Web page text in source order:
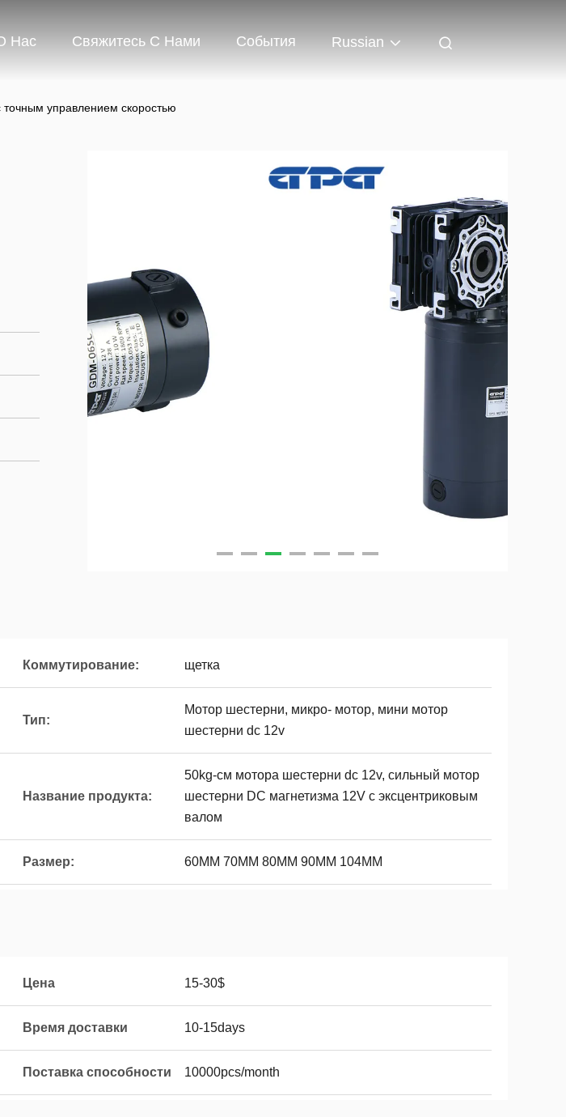
Нас Свяжитесь С Нами События Russian
управлением скоростью
Коммутирование: щетка
Тип:
Мотор шестерни, микро- мотор, мини мотор
шестерни dc 12v
Название продукта:
50kg-см мотора шестерни dc 12v, сильный мотор
шестерни DC магнетизма 12V с эксцентриковым
валом
Размер: 60MM 70MM 80MM 90MM 104MM
Цена 15-30$
Время доставки 10-15days
Поставка способности 10000pcs/month